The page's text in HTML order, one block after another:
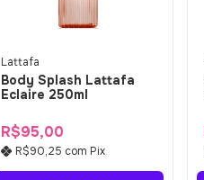
Lattafa
Body Splash Lattafa
Eclaire 250ml
R$95,00
R$90,25 com Pix